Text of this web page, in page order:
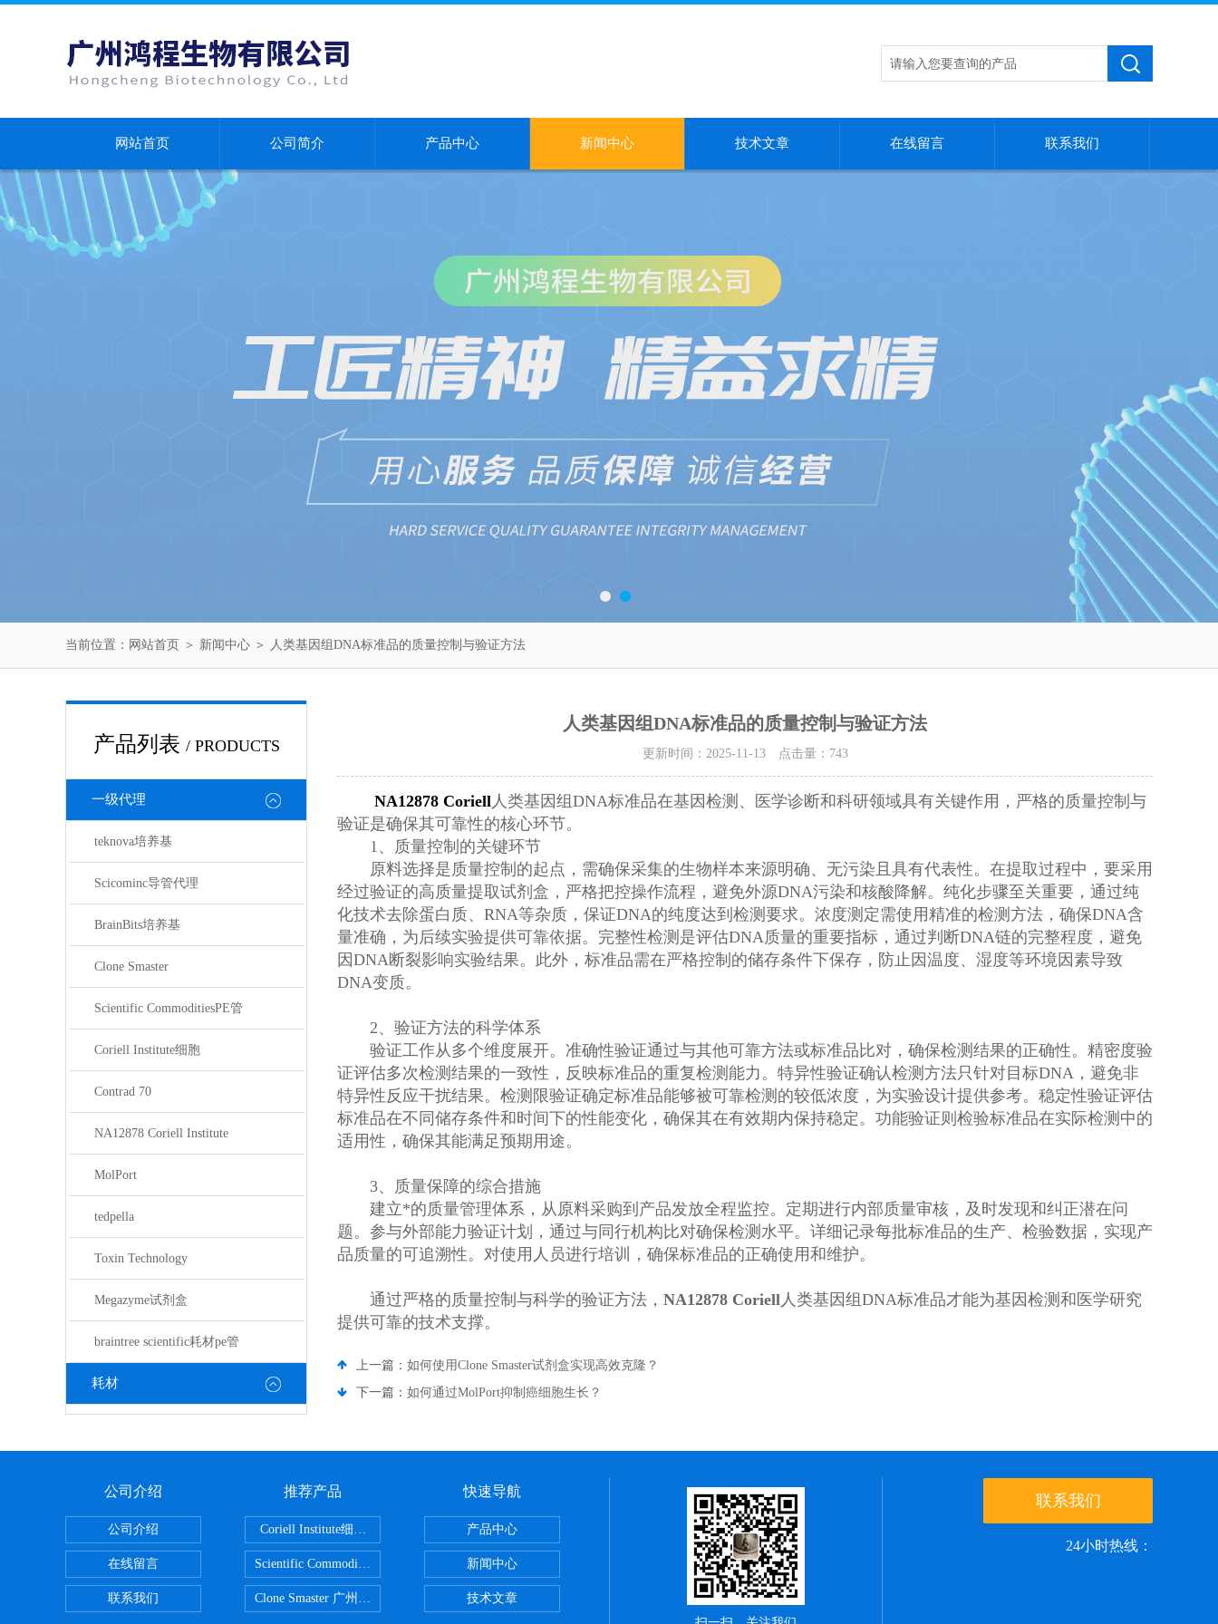
网站首页 公司简介 产品中心 新闻中心 技术文章 在线留言 联系我们
当前位置： 网站首页 ＞ 新闻中心 ＞ 人类基因组DNA标准品的质量控制与验证方法
产品列表 / PRODUCTS
一级代理
teknova培养基
Scicominc导管代理
BrainBits培养基
Clone Smaster
Scientific CommoditiesPE管
Coriell Institute细胞
Contrad 70
NA12878 Coriell Institute
MolPort
tedpella
Toxin Technology
Megazyme试剂盒
braintree scientific耗材pe管
耗材
人类基因组DNA标准品的质量控制与验证方法
更新时间：2025-11-13 点击量： 743
NA12878 Coriell人类基因组DNA标准品在基因检测、医学诊断和科研领域具有关键作用，严格的质量控制与
验证是确保其可靠性的核心环节。
1、质量控制的关键环节
原料选择是质量控制的起点，需确保采集的生物样本来源明确、无污染且具有代表性。在提取过程中，要采用
经过验证的高质量提取试剂盒，严格把控操作流程，避免外源DNA污染和核酸降解。纯化步骤至关重要，通过纯
化技术去除蛋白质、RNA等杂质，保证DNA的纯度达到检测要求。浓度测定需使用精准的检测方法，确保DNA含
量准确，为后续实验提供可靠依据。完整性检测是评估DNA质量的重要指标，通过判断DNA链的完整程度，避免
因DNA断裂影响实验结果。此外，标准品需在严格控制的储存条件下保存，防止因温度、湿度等环境因素导致
DNA变质。
2、验证方法的科学体系
验证工作从多个维度展开。准确性验证通过与其他可靠方法或标准品比对，确保检测结果的正确性。精密度验
证评估多次检测结果的一致性，反映标准品的重复检测能力。特异性验证确认检测方法只针对目标DNA，避免非
特异性反应干扰结果。检测限验证确定标准品能够被可靠检测的较低浓度，为实验设计提供参考。稳定性验证评估
标准品在不同储存条件和时间下的性能变化，确保其在有效期内保持稳定。功能验证则检验标准品在实际检测中的
适用性，确保其能满足预期用途。
3、质量保障的综合措施
建立*的质量管理体系，从原料采购到产品发放全程监控。定期进行内部质量审核，及时发现和纠正潜在问
题。参与外部能力验证计划，通过与同行机构比对确保检测水平。详细记录每批标准品的生产、检验数据，实现产
品质量的可追溯性。对使用人员进行培训，确保标准品的正确使用和维护。
通过严格的质量控制与科学的验证方法， NA12878 Coriell人类基因组DNA标准品才能为基因检测和医学研究
提供可靠的技术支撑。
上一篇： 如何使用Clone Smaster试剂盒实现高效克隆？
下一篇： 如何通过MolPort抑制癌细胞生长？
公司介绍
公司介绍
在线留言
联系我们
推荐产品
Scientific CommoditiesPE管 广州鸿程代理
Clone Smaster 广州鸿程代理
快速导航
产品中心
新闻中心
技术文章
联系我们
24小时热线：